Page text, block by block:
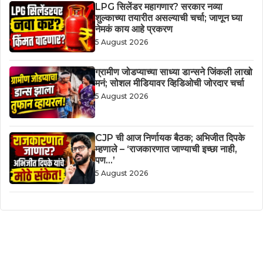
LPG सिलेंडर महागणार? सरकार नव्या
शुल्काच्या तयारीत असल्याची चर्चा; जाणून घ्या
नेमकं काय आहे प्रकरण
5 August 2026
ग्रामीण जोडप्याच्या साध्या डान्सने जिंकली लाखो
मनं; सोशल मीडियावर व्हिडिओची जोरदार चर्चा
5 August 2026
CJP ची आज निर्णायक बैठक; अभिजीत दिपके
म्हणाले – ‘राजकारणात जाण्याची इच्छा नाही,
पण…’
5 August 2026